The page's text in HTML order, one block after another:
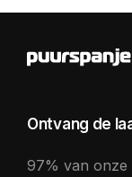
Ontvang de
97% van onze